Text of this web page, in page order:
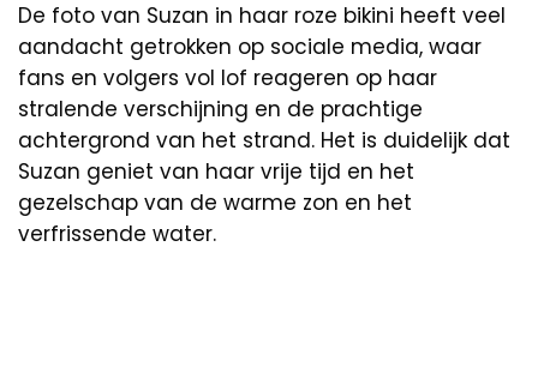
De foto van Suzan in haar roze bikini heeft veel
aandacht getrokken op sociale media, waar
fans en volgers vol lof reageren op haar
stralende verschijning en de prachtige
achtergrond van het strand. Het is duidelijk dat
Suzan geniet van haar vrije tijd en het
gezelschap van de warme zon en het
verfrissende water.